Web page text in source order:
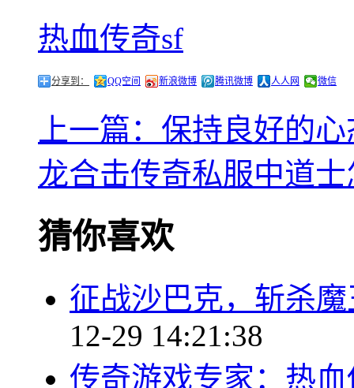
热血传奇sf
分享到： QQ空间 新浪微博 腾讯微博 人人网 微信
上一篇：保持良好的
龙合击传奇私服中道
猜你喜欢
征战沙巴克，斩杀
12-29 14:21:38
传奇游戏专家：热